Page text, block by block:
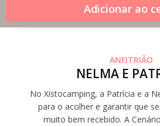
ANFITRIÃO
NELMA E
No Xistocamping, a Patrícia e a
para o acolher e garantir que
muito bem recebido. A